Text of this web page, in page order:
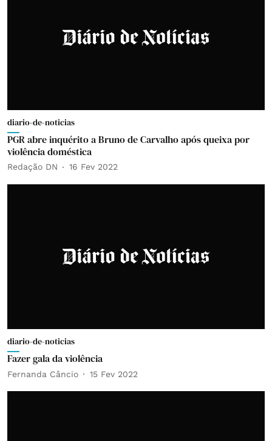
diario-de-noticias
PGR abre inquérito a Bruno de Carvalho após queixa por
violência doméstica
Redação DN 16 Fev 2022
diario-de-noticias
Fazer gala da violência
Fernanda Câncio 15 Fev 2022